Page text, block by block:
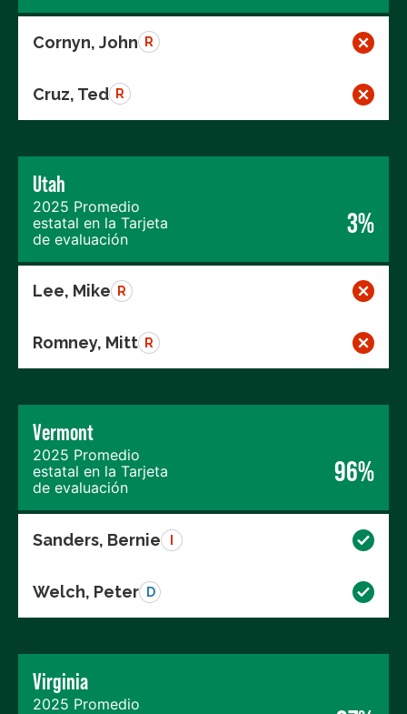
Cornyn, John R
Cruz, Ted R
Utah
2025 Promedio
estatal en la Tarjeta
de evaluación
3%
Lee, Mike R
Romney, Mitt R
Vermont
2025 Promedio
estatal en la Tarjeta
de evaluación
96%
Sanders, Bernie
Welch, Peter D
Virginia
2025 Promedio